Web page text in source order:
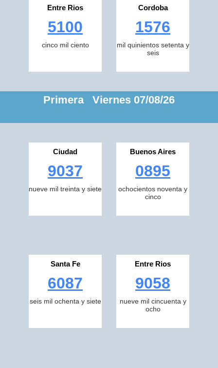
Entre Rios
5100
cinco mil ciento
Cordoba
1576
mil quinientos setenta y
seis
Primera Viernes 07/08/26
Ciudad
9037
nueve mil treinta y siete
Buenos Aires
0895
ochocientos noventa y
cinco
Santa Fe
6087
seis mil ochenta y siete
Entre Rios
9058
nueve mil cincuenta y
ocho